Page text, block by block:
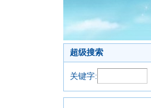
超级搜索
关键字: